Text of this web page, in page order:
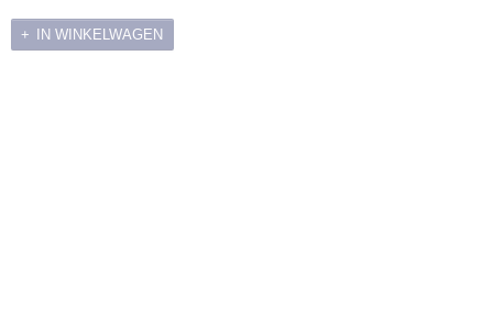
IN WINKELWAGEN